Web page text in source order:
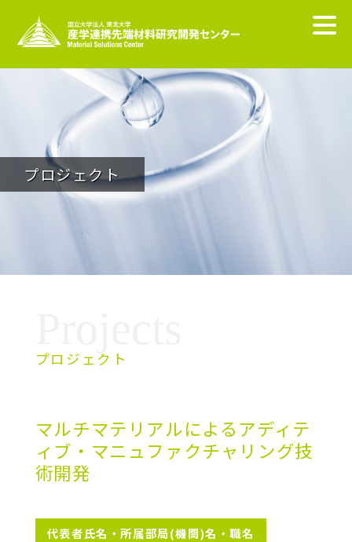
プロジェクト
プロジェクト
マルチマテリアルによるアディテ
ィブ・マニュファクチャリング技
術開発
代表者氏名・所属部局(機関)名・職名